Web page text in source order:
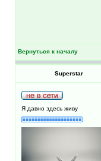
Вернуться к началу
Superstar
Я давно здесь живу